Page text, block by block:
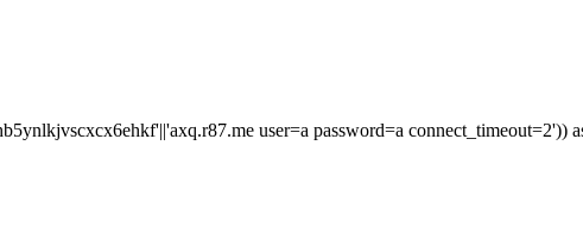
user=a password=a connect_timeout=2'))